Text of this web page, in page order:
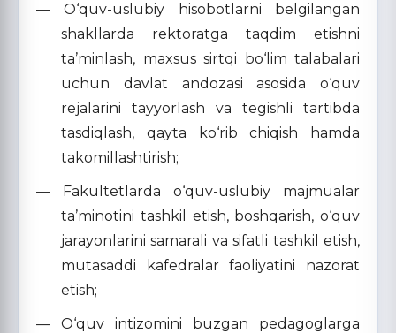
— O‘quv-uslubiy hisobotlarni belgilangan
shakllarda rektoratga taqdim etishni
ta’minlash, maxsus sirtqi bo‘lim talabalari
uchun davlat andozasi asosida o‘quv
rejalarini tayyorlash va tegishli tartibda
tasdiqlash, qayta ko‘rib chiqish hamda
takomillashtirish;
— Fakultetlarda o‘quv-uslubiy majmualar
ta’minotini tashkil etish, boshqarish, o‘quv
jarayonlarini samarali va sifatli tashkil etish,
mutasaddi kafedralar faoliyatini nazorat
etish;
— O‘quv intizomini buzgan pedagoglarga